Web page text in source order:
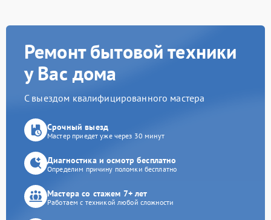
Ремонт бытовой техники
у Вас дома
С выездом квалифицированного мастера
Срочный выезд
Мастер приедет уже через 30 минут
Диагностика и осмотр бесплатно
Определим причину поломки бесплатно
Мастера со стажем 7+ лет
Работаем с техникой любой сложности